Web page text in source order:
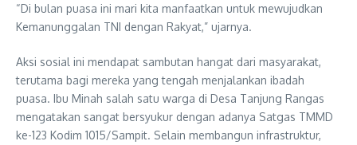
“Di bulan puasa ini mari kita manfaatkan untuk mewujudkan
Kemanunggalan TNI dengan Rakyat,” ujarnya.
Aksi sosial ini mendapat sambutan hangat dari masyarakat,
terutama bagi mereka yang tengah menjalankan ibadah
puasa. Ibu Minah salah satu warga di Desa Tanjung Rangas
mengatakan sangat bersyukur dengan adanya Satgas TMMD
ke-123 Kodim 1015/Sampit. Selain membangun infrastruktur,